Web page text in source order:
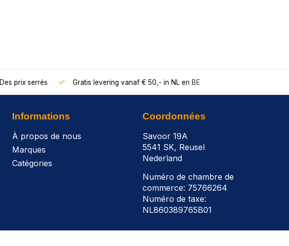
Des prix serrés Gratis levering vanaf € 50,- in NL en BE
Informations
À propos de nous
Marques
Catégories
Coordonnées
Savoor 19A
5541 SK, Reusel
Nederland
Numéro de chambre de
commerce: 75766264
Numéro de taxe:
NL860389765B01